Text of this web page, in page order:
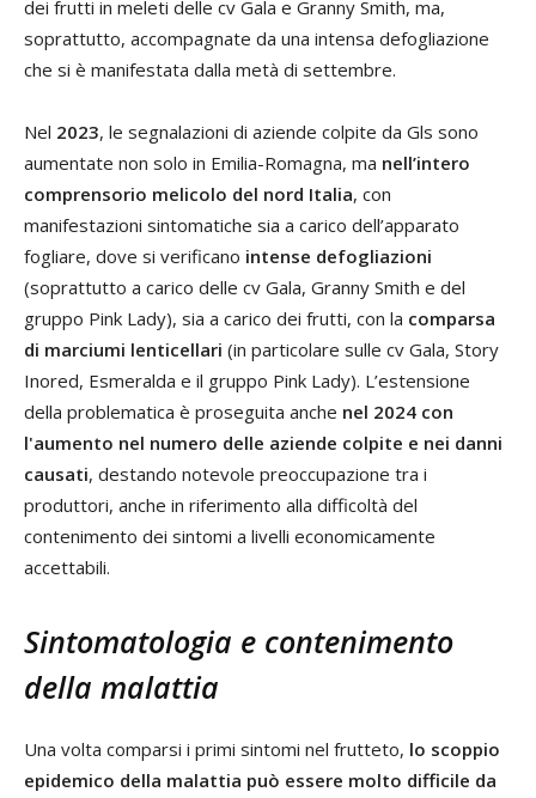
dei frutti in meleti delle cv Gala e Granny Smith, ma,
soprattutto, accompagnate da una intensa defogliazione
che si è manifestata dalla metà di settembre.
Nel 2023, le segnalazioni di aziende colpite da Gls sono
aumentate non solo in Emilia-Romagna, ma nell’intero
comprensorio melicolo del nord Italia, con
manifestazioni sintomatiche sia a carico dell’apparato
fogliare, dove si verificano intense defogliazioni
(soprattutto a carico delle cv Gala, Granny Smith e del
gruppo Pink Lady), sia a carico dei frutti, con la comparsa
di marciumi lenticellari (in particolare sulle cv Gala, Story
Inored, Esmeralda e il gruppo Pink Lady). L’estensione
della problematica è proseguita anche nel 2024 con
l'aumento nel numero delle aziende colpite e nei danni
causati, destando notevole preoccupazione tra i
produttori, anche in riferimento alla difficoltà del
contenimento dei sintomi a livelli economicamente
accettabili.
Sintomatologia e contenimento
della malattia
Una volta comparsi i primi sintomi nel frutteto, lo scoppio
epidemico della malattia può essere molto difficile da